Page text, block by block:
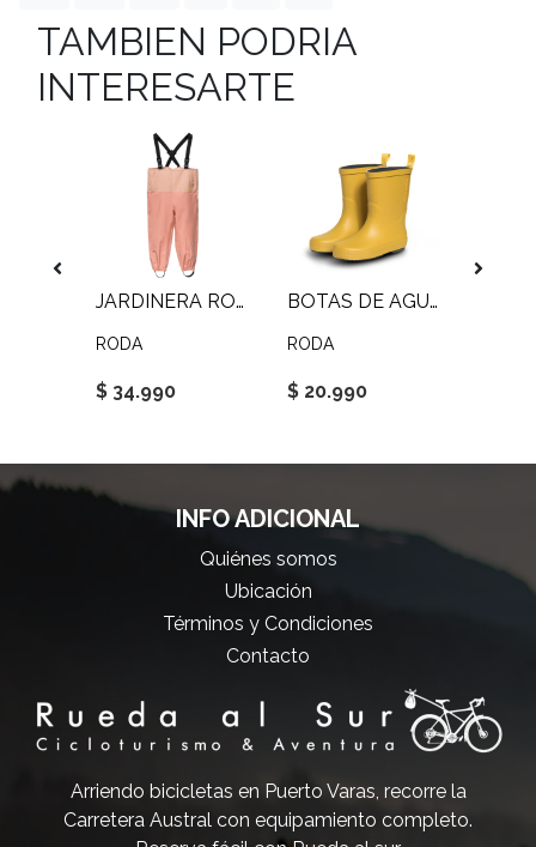
TAMBIEN PODRIA
INTERESARTE
JARDINERA ROSA
RODA
$ 34.990
BOTAS DE AGUA AMARILLO
RODA
$ 20.990
INFO ADICIONAL
Quiénes somos
Ubicación
Términos y Condiciones
Contacto
Arriendo bicicletas en Puerto Varas, recorre la
Carretera Austral con equipamiento completo.